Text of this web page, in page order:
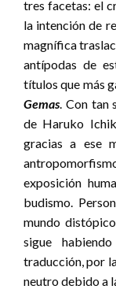
tres facetas: el
la intención de
magnífica
antípodas de
títulos que más
Gemas . Con
de Haruko
gracias a ese
exposición
budismo.
mundo
sigue
traducción, por
neutro debido a